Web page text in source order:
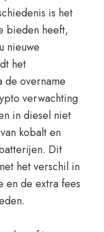
is het
bieden heeft,
nieuwe
het
de overname
verwachting
in diesel niet
kobalt en
Dit
het verschil in
en de extra fees